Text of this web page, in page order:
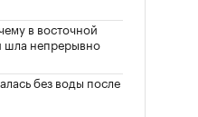
в восточной
шла непрерывно
без воды после